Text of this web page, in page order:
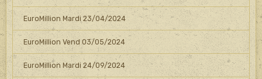
EuroMillion Mardi 23/04/2024
EuroMillion Vend 03/05/2024
EuroMillion Mardi 24/09/2024